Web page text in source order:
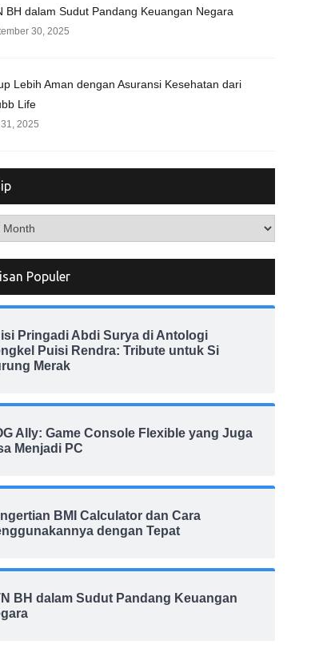
BH dalam Sudut Pandang Keuangan Negara
30, 2025
Lebih Aman dengan Asuransi Kesehatan dari
Life
2025
Populer
Pringadi Abdi Surya di Antologi
Puisi Rendra: Tribute untuk Si
Merak
Ally: Game Console Flexible yang Juga
Menjadi PC
BMI Calculator dan Cara
dengan Tepat
BH dalam Sudut Pandang Keuangan